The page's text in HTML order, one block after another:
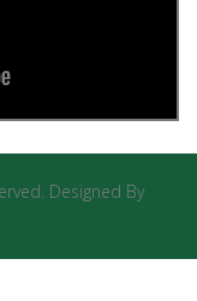
Designed By